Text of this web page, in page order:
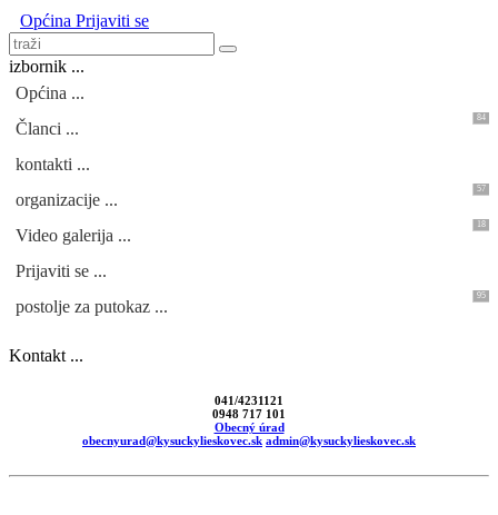
Općina Prijaviti se
izbornik ...
Općina ...
Članci ...
84
kontakti ...
organizacije ...
57
Video galerija ...
18
Prijaviti se ...
postolje za putokaz ...
95
Kontakt ...
041/4231121
0948 717 101
Obecný úrad
obecnyurad@kysuckylieskovec.sk admin@kysuckylieskovec.sk